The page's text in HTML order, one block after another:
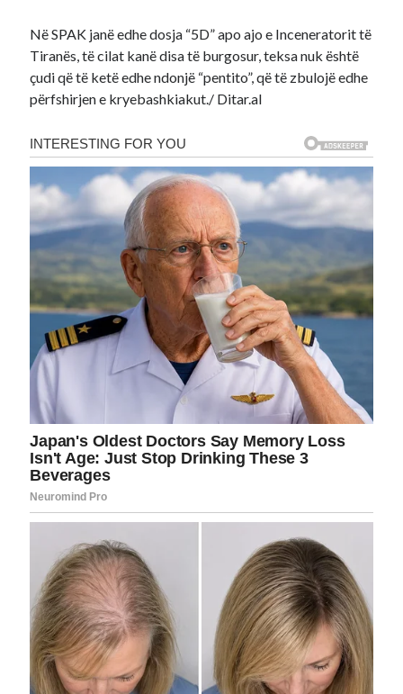
Në SPAK janë edhe dosja “5D” apo ajo e Inceneratorit të
Tiranës, të cilat kanë disa të burgosur, teksa nuk është
çudi që të ketë edhe ndonjë “pentito”, që të zbulojë edhe
përfshirjen e kryebashkiakut./ Ditar.al